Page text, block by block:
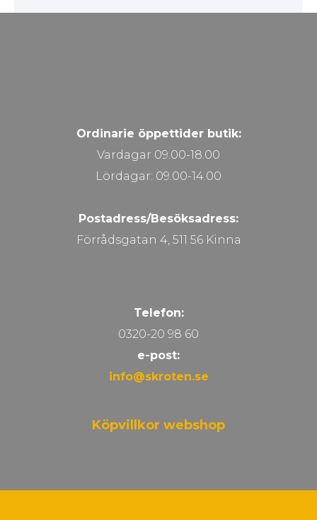
Ordinarie öppettider butik:
Vardagar 09.00-18.00
Lördagar: 09.00-14.00
Postadress/Besöksadress:
Förrådsgatan 4, 511 56 Kinna
Telefon:
0320-20 98 60
e-post:
info@skroten.se
Köpvillkor webshop